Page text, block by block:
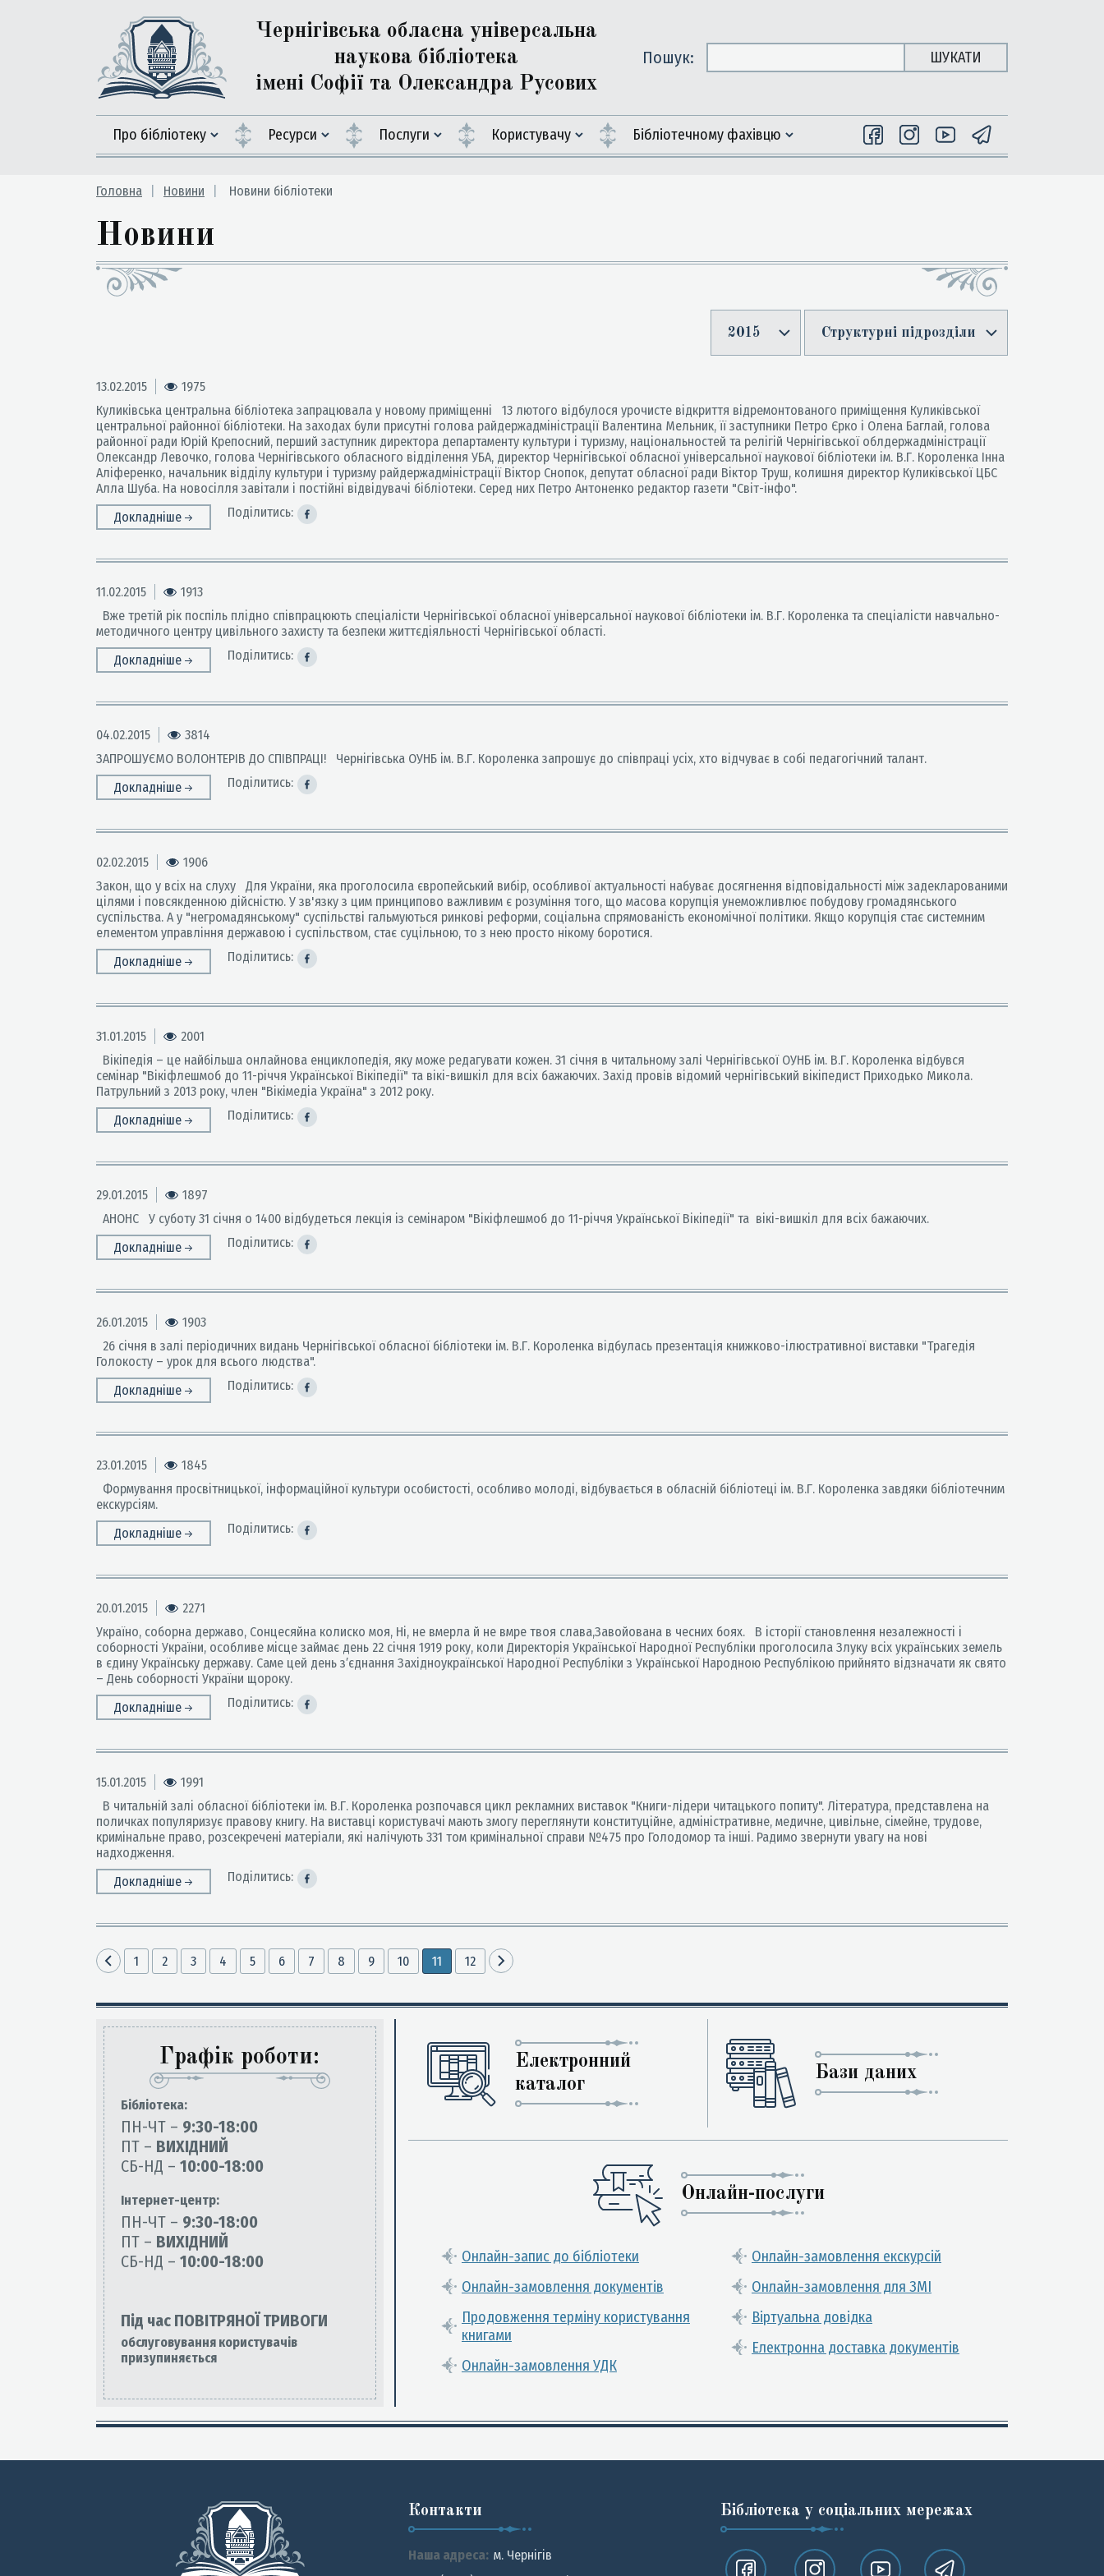
Чернігівська обласна універсальна
наукова бібліотека
імені Софії та Олександра Русових
Пошук: ШУКАТИ
Про бібліотеку Ресурси Послуги Користувачу Бiблiотечному фахiвцю
Головна Новини Новини бібліотеки
Новини
2015 Структурні підрозділи
13.02.2015
1975
Куликівська центральна бібліотека запрацювала у новому приміщенні 13 лютого відбулося урочисте відкриття відремонтованого приміщення Куликівської
центральної районної бібліотеки. На заходах були присутні голова райдержадміністрації Валентина Мельник, її заступники Петро Єрко і Олена Баглай, голова
районної ради Юрій Крепосний, перший заступник директора департаменту культури і туризму, національностей та релігій Чернігівської облдержадміністрації
Олександр Левочко, голова Чернігівського обласного відділення УБА, директор Чернiгiвської обласної унiверсальної наукової бібліотеки ім. В.Г. Короленка Інна
Аліференко, начальник відділу культури і туризму райдержадміністрації Віктор Снопок, депутат обласної ради Віктор Труш, колишня директор Куликівської ЦБС
Алла Шуба. На новосілля завітали і постійні відвідувачі бібліотеки. Серед них Петро Антоненко редактор газети "Світ-інфо".
Докладніше
Поділитись:
11.02.2015
1913
Вже третій рік поспіль плідно співпрацюють спеціалісти Чернігівської обласної універсальної наукової бібліотеки ім. В.Г. Короленка та спеціалісти навчально-
методичного центру цивільного захисту та безпеки життєдіяльності Чернігівської області.
Докладніше
Поділитись:
04.02.2015
3814
ЗАПРОШУЄМО ВОЛОНТЕРІВ ДО СПІВПРАЦІ! Чернігівська ОУНБ ім. В.Г. Короленка запрошує до співпраці усіх, хто відчуває в собі педагогічний талант.
Докладніше
Поділитись:
02.02.2015
1906
Закон, що у всіх на слуху Для України, яка проголосила європейський вибір, особливої актуальності набуває досягнення відповідальності між задекларованими
цілями і повсякденною дійсністю. У зв'язку з цим принципово важливим є розуміння того, що масова корупція унеможливлює побудову громадянського
суспільства. А у "негромадянському" суспільстві гальмуються ринкові реформи, соціальна спрямованість економічної політики. Якщо корупція стає системним
елементом управління державою і суспільством, стає суцільною, то з нею просто нікому боротися.
Докладніше
Поділитись:
31.01.2015
2001
Вікіпедія – це найбільша онлайнова енциклопедія, яку може редагувати кожен. 31 січня в читальному залі Чернігівської ОУНБ ім. В.Г. Короленка відбувся
семінар "Вікіфлешмоб до 11-річчя Української Вікіпедії" та вікі-вишкіл для всіх бажаючих. Захід провів відомий чернігівський вікіпедист Приходько Микола.
Патрульний з 2013 року, член "Вікімедіа Україна" з 2012 року.
Докладніше
Поділитись:
29.01.2015
1897
АНОНС У суботу 31 січня о 1400 відбудеться лекція із семінаром "Вікіфлешмоб до 11-річчя Української Вікіпедії" та вікі-вишкіл для всіх бажаючих.
Докладніше
Поділитись:
26.01.2015
1903
26 січня в залі періодичних видань Чернігівської обласної бібліотеки ім. В.Г. Короленка відбулась презентація книжково-ілюстративної виставки "Трагедія
Голокосту – урок для всього людства".
Докладніше
Поділитись:
23.01.2015
1845
Формування просвітницької, інформаційної культури особистості, особливо молоді, відбувається в обласній бібліотеці ім. В.Г. Короленка завдяки бібліотечним
екскурсіям.
Докладніше
Поділитись:
20.01.2015
2271
Україно, соборна державо, Сонцесяйна колиско моя, Ні, не вмерла й не вмре твоя слава,Завойована в чесних боях. В історії становлення незалежності і
соборності України, особливе місце займає день 22 січня 1919 року, коли Директорія Української Народної Республіки проголосила Злуку всіх українських земель
в єдину Українську державу. Саме цей день з′єднання Західноукраїнської Народної Республіки з Української Народною Республікою прийнято відзначати як свято
– День соборності України щороку.
Докладніше
Поділитись:
15.01.2015
1991
В читальній залі обласної бібліотеки ім. В.Г. Короленка розпочався цикл рекламних виставок "Книги-лідери читацького попиту". Література, представлена на
поличках популяризує правову книгу. На виставці користувачі мають змогу переглянути конституційне, адміністративне, медичне, цивільне, сімейне, трудове,
кримінальне право, розсекречені матеріали, які налічують 331 том кримінальної справи №475 про Голодомор та інші. Радимо звернути увагу на нові
надходження.
Докладніше
Поділитись:
1 2 3 4 5 6 7 8 9 10 11 12
Графік роботи:
Бiблiотека:
ПН-ЧТ – 9:30-18:00
ПТ – ВИХІДНИЙ
СБ-НД – 10:00-18:00
Інтернет-центр:
ПН-ЧТ – 9:30-18:00
ПТ – ВИХІДНИЙ
СБ-НД – 10:00-18:00
Під час ПОВІТРЯНОЇ ТРИВОГИ
обслуговування користувачів
призупиняється
Електронний
каталог
Бази даних
Онлайн-послуги
Онлайн-запис до бібліотеки
Онлайн-замовлення документів
Продовження терміну користування
книгами
Онлайн-замовлення УДК
Онлайн-замовлення екскурсій
Онлайн-замовлення для ЗМІ
Віртуальна довідка
Електронна доставка документів
Контакти
Наша адреса: м. Чернiгiв
Бібліотека у соціальних мережах